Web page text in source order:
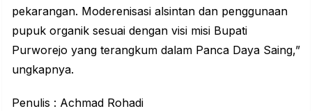
pekarangan. Moderenisasi alsintan dan penggunaan
pupuk organik sesuai dengan visi misi Bupati
Purworejo yang terangkum dalam Panca Daya Saing,”
ungkapnya.
Penulis : Achmad Rohadi